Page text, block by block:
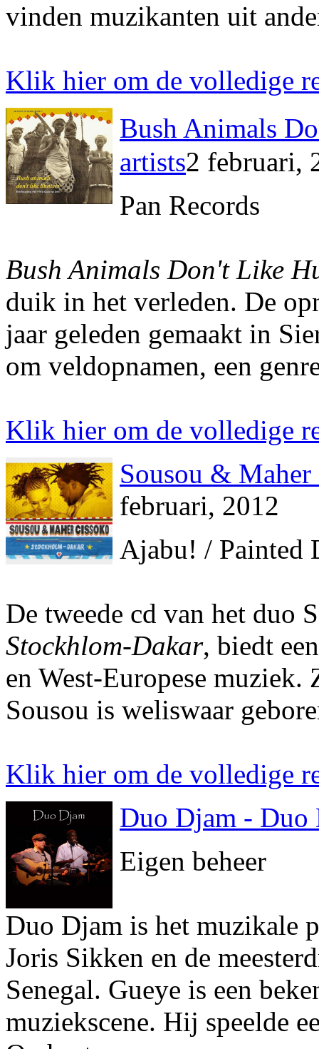
vinden muzikanten uit
Klik hier om de volledige
Bush Animals
artists2 februari,
Pan Records
Bush Animals Don't Like
duik in het verleden. De
jaar geleden gemaakt in
om veldopnamen, een
Klik hier om de volledige
Sousou &
februari, 2012
Ajabu! / Painted
De tweede cd van het duo
Stockhlom-Dakar, biedt
en West-Europese muziek.
Sousou is weliswaar
Klik hier om de volledige
Duo Djam - Duo
Eigen beheer
Duo Djam is het muzikale
Joris Sikken en de
Senegal. Gueye is een
muziekscene. Hij speelde